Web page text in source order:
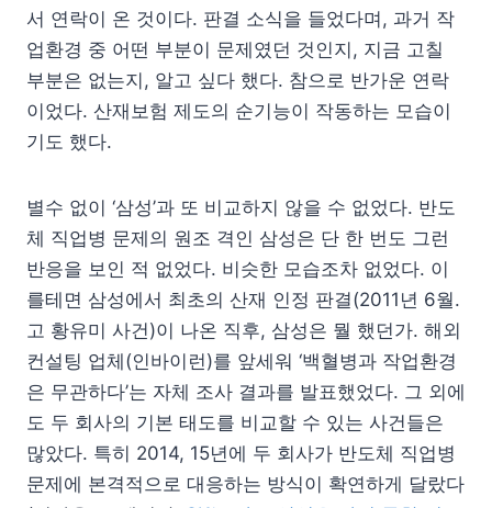
서 연락이 온 것이다. 판결 소식을 들었다며, 과거 작
업환경 중 어떤 부분이 문제였던 것인지, 지금 고칠
부분은 없는지, 알고 싶다 했다. 참으로 반가운 연락
이었다. 산재보험 제도의 순기능이 작동하는 모습이
기도 했다.
별수 없이 ‘삼성’과 또 비교하지 않을 수 없었다. 반도
체 직업병 문제의 원조 격인 삼성은 단 한 번도 그런
반응을 보인 적 없었다. 비슷한 모습조차 없었다. 이
를테면 삼성에서 최초의 산재 인정 판결(2011년 6월.
고 황유미 사건)이 나온 직후, 삼성은 뭘 했던가. 해외
컨설팅 업체(인바이런)를 앞세워 ‘백혈병과 작업환경
은 무관하다’는 자체 조사 결과를 발표했었다. 그 외에
도 두 회사의 기본 태도를 비교할 수 있는 사건들은
많았다. 특히 2014, 15년에 두 회사가 반도체 직업병
문제에 본격적으로 대응하는 방식이 확연하게 달랐다